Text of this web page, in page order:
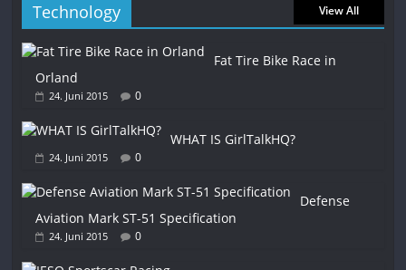
Technology View All
Fat Tire Bike Race in
Orland
24. Juni 2015 0
WHAT IS GirlTalkHQ?
24. Juni 2015 0
Defense
Aviation Mark ST-51 Specification
24. Juni 2015 0